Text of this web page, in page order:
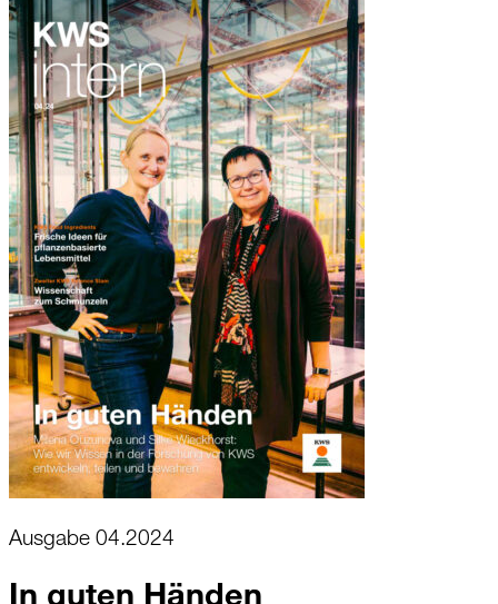
Ausgabe 04.2024